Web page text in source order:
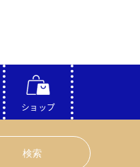
ショップ